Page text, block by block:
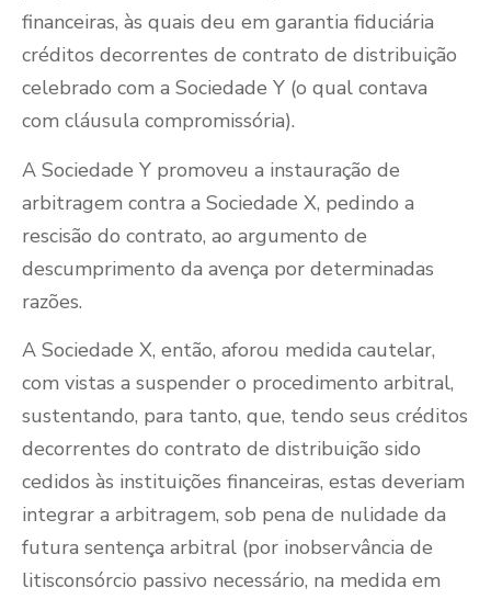
financeiras, às quais deu em garantia fiduciária
créditos decorrentes de contrato de distribuição
celebrado com a Sociedade Y (o qual contava
com cláusula compromissória).
A Sociedade Y promoveu a instauração de
arbitragem contra a Sociedade X, pedindo a
rescisão do contrato, ao argumento de
descumprimento da avença por determinadas
razões.
A Sociedade X, então, aforou medida cautelar,
com vistas a suspender o procedimento arbitral,
sustentando, para tanto, que, tendo seus créditos
decorrentes do contrato de distribuição sido
cedidos às instituições financeiras, estas deveriam
integrar a arbitragem, sob pena de nulidade da
futura sentença arbitral (por inobservância de
litisconsórcio passivo necessário, na medida em